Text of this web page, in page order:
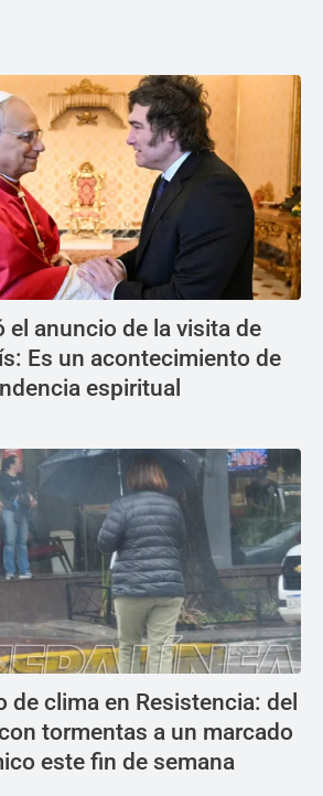
el anuncio de la visita de
Es un acontecimiento de
espiritual
de clima en Resistencia: del
tormentas a un marcado
este fin de semana